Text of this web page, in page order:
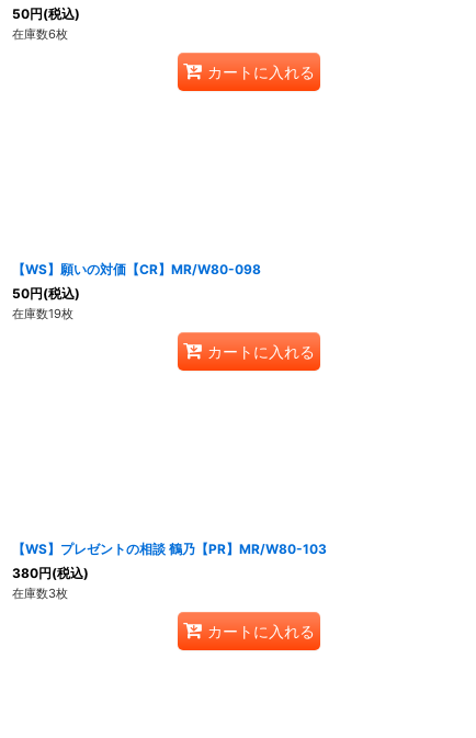
50円(税込)
在庫数6枚
カートに入れる
【WS】願いの対価【CR】MR/W80-098
50円(税込)
在庫数19枚
カートに入れる
【WS】プレゼントの相談 鶴乃【PR】MR/W80-103
380円(税込)
在庫数3枚
カートに入れる